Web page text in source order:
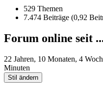
529 Themen
7.474 Beiträge (0,92
Forum online seit
22 Jahren, 10 Monaten, 4
Minuten
Stil ändern